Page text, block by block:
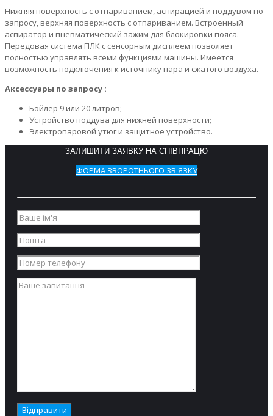
Нижняя поверхность с отпариванием, аспирацией и поддувом по
запросу, верхняя поверхность с отпариванием. Встроенный
аспиратор и пневматический зажим для блокировки пояса.
Передовая система ПЛК с сенсорным дисплеем позволяет
полностью управлять всеми функциями машины. Имеется
возможность подключения к источнику пара и сжатого воздуха.
Аксессуары по запросу :
Бойлер 9 или 20 литров;
Устройство поддува для нижней поверхности;
Электропаровой утюг и защитное устройство.
ЗАЛИШИТИ ЗАЯВКУ НА СПІВПРАЦЮ
ФОРМА ЗВОРОТНЬОГО ЗВ'ЯЗКУ